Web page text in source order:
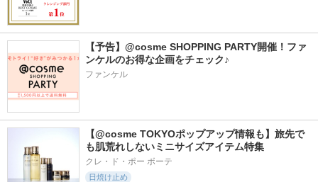
【予告】@cosme SHOPPING PARTY開催！ファ
ンケルのお得な企画をチェック♪
ファンケル
【@cosme TOKYOポップアップ情報も】旅先で
も肌荒れしないミニサイズアイテム特集
クレ・ド・ポー ボーテ
日焼け止め